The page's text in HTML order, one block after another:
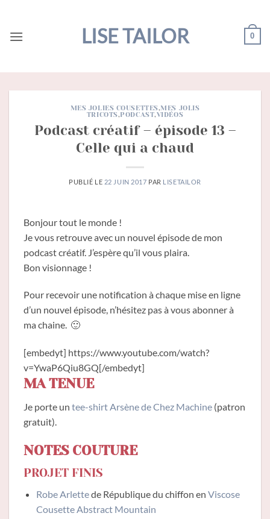
contenu
LISE TAILOR 0
MES JOLIES COUSETTES,MES JOLIS
TRICOTS,PODCAST,VIDÉOS
Podcast créatif – épisode 13 –
Celle qui a chaud
PUBLIÉ LE 22 JUIN 2017 PAR LISETAILOR
Bonjour tout le monde !
Je vous retrouve avec un nouvel épisode de mon
podcast créatif. J’espère qu’il vous plaira.
Bon visionnage !
Pour recevoir une notification à chaque mise en ligne
d’un nouvel épisode, n’hésitez pas à vous abonner à
ma chaine. 🙂
[embedyt] https://www.youtube.com/watch?
v=YwaP6Qiu8GQ[/embedyt]
MA TENUE
Je porte un tee-shirt Arsène de Chez Machine (patron
gratuit).
NOTES COUTURE
PROJET FINIS
Robe Arlettede République du chiffon en Viscose
Cousette Abstract Mountain